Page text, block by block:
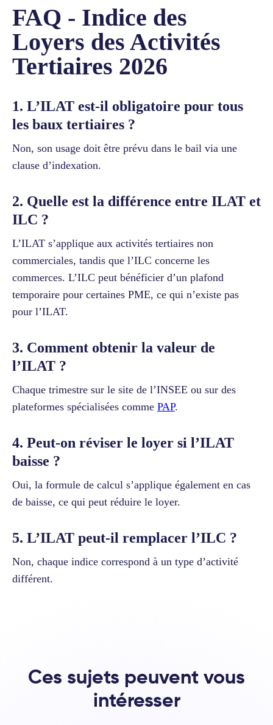
FAQ - Indice des
Loyers des Activités
Tertiaires 2026
1. L’ILAT est-il obligatoire pour tous
les baux tertiaires ?
Non, son usage doit être prévu dans le bail via une
clause d’indexation.
2. Quelle est la différence entre ILAT et
ILC ?
L’ILAT s’applique aux activités tertiaires non
commerciales, tandis que l’ILC concerne les
commerces. L’ILC peut bénéficier d’un plafond
temporaire pour certaines PME, ce qui n’existe pas
pour l’ILAT.
3. Comment obtenir la valeur de
l’ILAT ?
Chaque trimestre sur le site de l’INSEE ou sur des
plateformes spécialisées comme PAP.
4. Peut-on réviser le loyer si l’ILAT
baisse ?
Oui, la formule de calcul s’applique également en cas
de baisse, ce qui peut réduire le loyer.
5. L’ILAT peut-il remplacer l’ILC ?
Non, chaque indice correspond à un type d’activité
différent.
Ces sujets peuvent vous
intéresser